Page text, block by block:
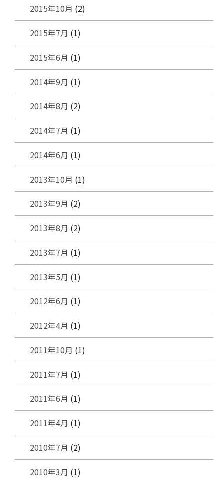
2015年10月 (2)
2015年7月 (1)
2015年6月 (1)
2014年9月 (1)
2014年8月 (2)
2014年7月 (1)
2014年6月 (1)
2013年10月 (1)
2013年9月 (2)
2013年8月 (2)
2013年7月 (1)
2013年5月 (1)
2012年6月 (1)
2012年4月 (1)
2011年10月 (1)
2011年7月 (1)
2011年6月 (1)
2011年4月 (1)
2010年7月 (2)
2010年3月 (1)